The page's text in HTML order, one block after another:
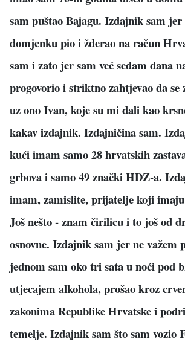
sam puštao Bajagu. Izdajnik sam
domjenku pio i žderao na račun
sam i zato jer sam već sedam dana
progovorio i striktno zahtjevao da se
uz ono Ivan, koje su mi dali kao
kakav izdajnik. Izdajničina sam.
kući imam samo28hrvatskih
grbova isamo 49 znački HDZ-a. I
imam, zamislite, prijatelje koji imaju
Još nešto - znam čirilicu i to još od
osnovne. Izdajnik sam jer ne važem
jednom sam oko tri sata u noći pod
utjecajem alkohola, prošao kroz
zakonima Republike Hrvatske i
temelje. Izdajnik sam što sam vozio